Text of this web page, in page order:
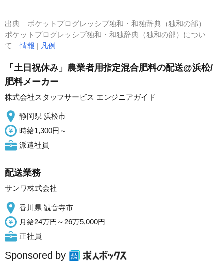
出典 ポケットプログレッシブ独和・和独辞典（独和の部）
ポケットプログレッシブ独和・和独辞典（独和の部）につい
て情報 | 凡例
「土日祝休み」農業者用指定混合肥料の配送@浜松/
肥料メーカー
株式会社スタッフサービス エンジニアガイド
静岡県 浜松市
時給1,300円～
派遣社員
配送業務
サンワ株式会社
香川県 観音寺市
月給24万円～26万5,000円
正社員
Sponsored by